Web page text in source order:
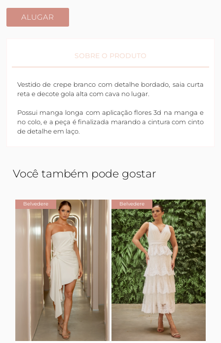
ALUGAR
SOBRE O PRODUTO
Vestido de crepe branco com detalhe bordado, saia curta
reta e decote gola alta com cava no lugar.
Possui manga longa com aplicação flores 3d na manga e
no colo, e a peça é finalizada marando a cintura com cinto
de detalhe em laço.
Você também pode gostar
Belvedere Belvedere